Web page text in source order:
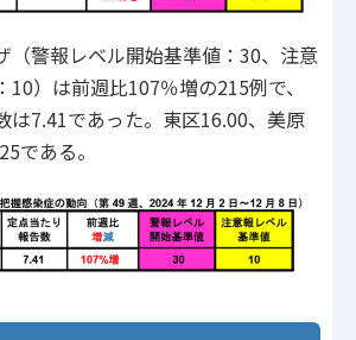
（警報レベル開始基準値：30、注意
）は前週比107％増の215例で、
は7.41であった。東区16.00、美原
である。